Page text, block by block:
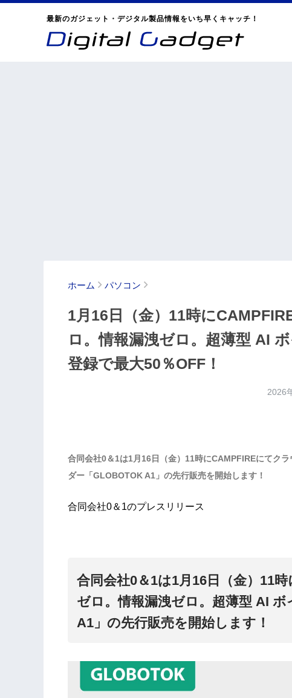
最新のガジェット・デジタル製品情報をいち早くキャッチ！
ホーム パソコン
1月16日（金）11時に
ロ。情報漏洩ゼロ。超薄型 AI
登録で最大50％OFF！
2026
合同会社0＆1は1月16日（金）11時にCAMPFIREにてク
ダー「GLOBOTOK A1」の先行販売を開始します！
合同会社0＆1のプレスリリース
合同会社0＆1は1月16日（金）11
ゼロ。情報漏洩ゼロ。超薄型 AI
A1」の先行販売を開始します！